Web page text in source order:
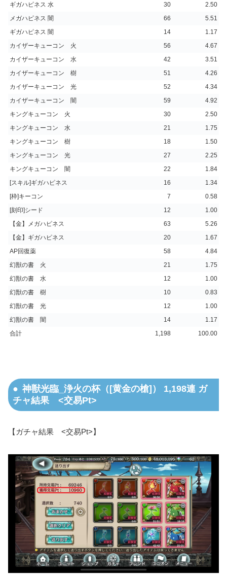
ギガハピネス 水
30
2.50
メガハピネス 闇
66
5.51
ギガハピネス 闇
14
1.17
カイザーキューコン 火
56
4.67
カイザーキューコン 水
42
3.51
カイザーキューコン 樹
51
4.26
カイザーキューコン 光
52
4.34
カイザーキューコン 闇
59
4.92
キングキューコン 火
30
2.50
キングキューコン 水
21
1.75
キングキューコン 樹
18
1.50
キングキューコン 光
27
2.25
キングキューコン 闇
22
1.84
[スキル]ギガハピネス
16
1.34
[枠]キーコン
7
0.58
[刻印]シード
12
1.00
【金】メガハピネス
63
5.26
【金】ギガハピネス
20
1.67
AP回復薬
58
4.84
幻獣の書 火
21
1.75
幻獣の書 水
12
1.00
幻獣の書 樹
10
0.83
幻獣の書 光
12
1.00
幻獣の書 闇
14
1.17
合計
1,198 100.00
神獣光臨_浄火の杯（[黄金の槍]） 1,198連 ガ
チャ結果 <交易Pt>
【ガチャ結果 <交易Pt>】